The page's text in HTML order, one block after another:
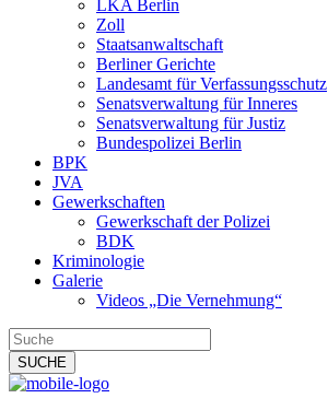
LKA Berlin
Zoll
Staatsanwaltschaft
Berliner Gerichte
Landesamt für Verfassungsschutz
Senatsverwaltung für Inneres
Senatsverwaltung für Justiz
Bundespolizei Berlin
BPK
JVA
Gewerkschaften
Gewerkschaft der Polizei
BDK
Kriminologie
Galerie
Videos „Die Vernehmung“